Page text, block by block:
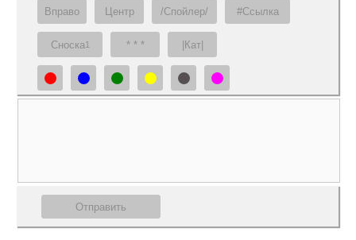
Вправо Центр /Спойлер/ #Ссылка
Сноска1 * * * |Кат|